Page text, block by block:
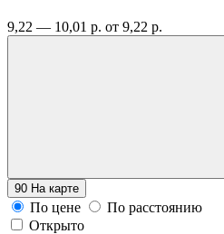
9,22 — 10,01 р. от 9,22 р.
90 На карте
По цене
По расстоянию
Открыто